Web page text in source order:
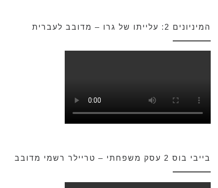
המיניונים 2: עלייתו של גרו – מדובב לעברית
בייבי בוס 2 עסק משפחתי – טריילר רשמי מדובב